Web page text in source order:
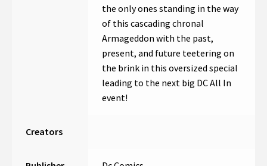
the only ones standing in the way
of this cascading chronal
Armageddon with the past,
present, and future teetering on
the brink in this oversized special
leading to the next big DC All In
event!
Creators